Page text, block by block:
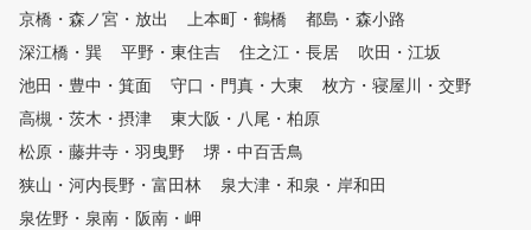
フ」にも「初めてのラウンドデ
ビュー」にも「さらに上を目指
すゴルフ」にぴったりの、やさ
しい空間でお待ちしています！
■キッズ向けゴルフ教室も開校
！ GOLF QUEST for KIDSは5
です。 体験ではゲーム感覚で
シミュレーションゴルフを楽し
京橋・森ノ宮・放出
上本町・鶴橋
都島・森小路
深江橋・巽
平野・東住吉 住之江・長居
吹田・江坂
池田・豊中・箕面
守口・門真・大東
枚方・寝屋川・交野
高槻・茨木・摂津
東大阪・八尾・柏原
松原・藤井寺・羽曳野
堺・中百舌鳥
狭山・河内長野・富田林
泉大津・和泉・岸和田
泉佐野・泉南・阪南・岬